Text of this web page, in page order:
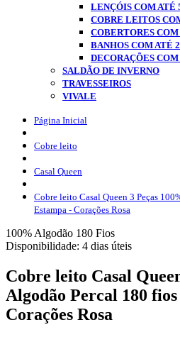
LENÇÓIS COM ATÉ
COBRE LEITOS
COBERTORES
BANHOS COM ATÉ
DECORAÇÕES
SALDÃO DE INVERNO
TRAVESSEIROS
VIVALE
Página Inicial
Cobre leito
Casal Queen
Cobre leito Casal Queen 3 Peças
Estampa - Corações Rosa
100% Algodão 180 Fios
Disponibilidade: 4 dias úteis
Cobre leito Casal
Algodão Percal 180
Corações Rosa